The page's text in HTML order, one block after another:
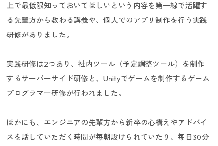
上で最低限知っておいてほしいという内容を第一線で活躍す
る先輩方から教わる講義や、個人でのアプリ制作を行う実践
研修がありました。
実践研修は2つあり、社内ツール（予定調整ツール）を制作
するサーバーサイド研修と、Unityでゲームを制作するゲーム
プログラマー研修が行われました。
ほかにも、エンジニアの先輩方から新卒の心構えやアドバイ
スを話していただく時間が毎朝設けられていたり、毎日30分